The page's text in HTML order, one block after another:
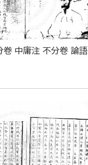
卷 中庸注 不分卷 論語